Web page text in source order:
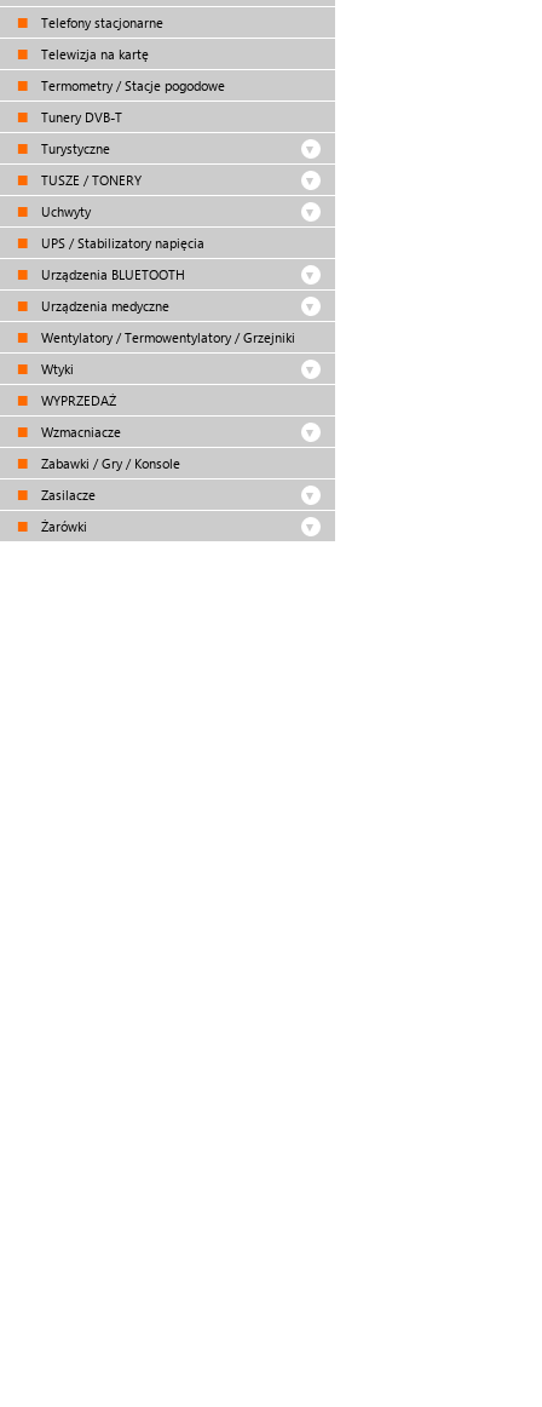
Telefony stacjonarne
Telewizja na kartę
Termometry / Stacje pogodowe
Tunery DVB-T
Turystyczne
TUSZE / TONERY
Uchwyty
UPS / Stabilizatory napięcia
Urządzenia BLUETOOTH
Urządzenia medyczne
Wentylatory / Termowentylatory / Grzejniki
Wtyki
WYPRZEDAŻ
Wzmacniacze
Zabawki / Gry / Konsole
Zasilacze
Żarówki